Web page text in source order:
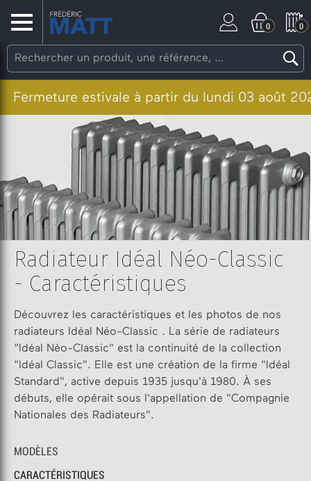
0 0
estivale à partir du lundi 03 août 2026.
Radiateur Idéal Néo-Classic
- Caractéristiques
Découvrez les caractéristiques et les photos de nos
radiateurs Idéal Néo-Classic . La série de radiateurs
"Idéal Néo-Classic" est la continuité de la collection
"Idéal Classic". Elle est une création de la firme "Idéal
Standard", active depuis 1935 jusqu'à 1980. À ses
débuts, elle opérait sous l'appellation de "Compagnie
Nationales des Radiateurs".
MODÈLES
CARACTÉRISTIQUES